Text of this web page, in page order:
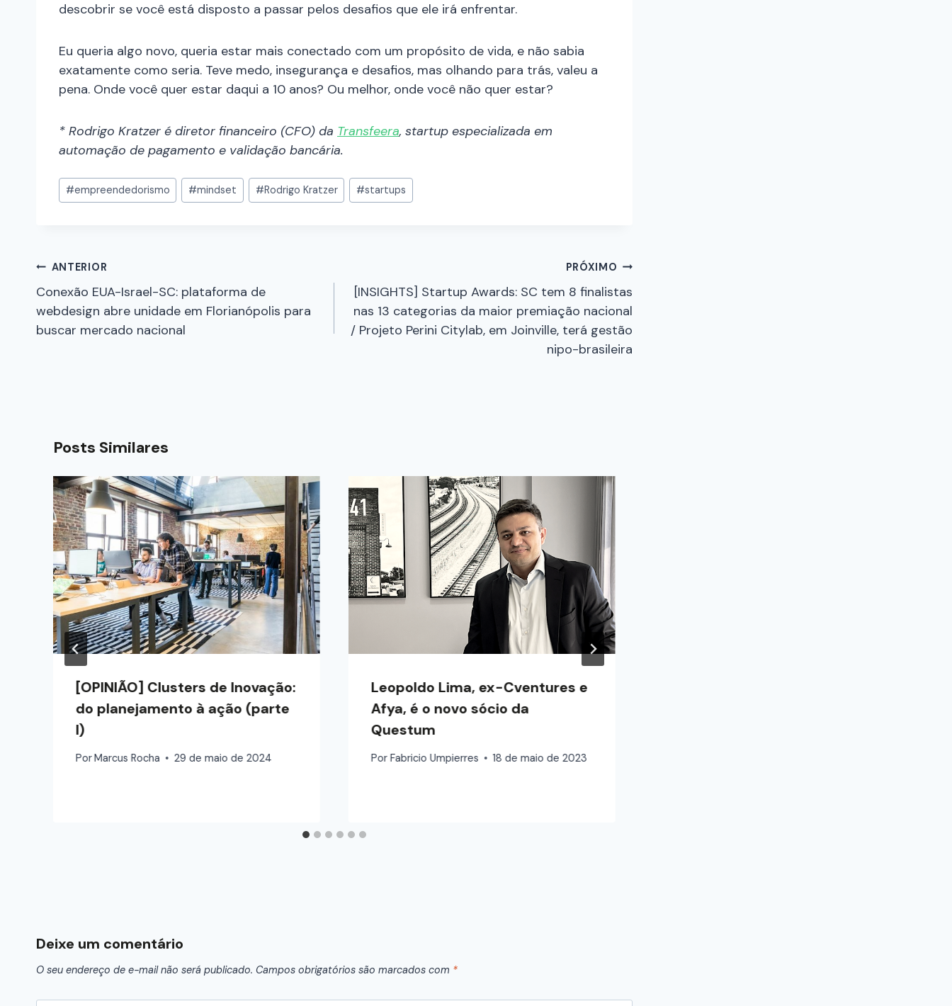
descobrir se você está disposto a passar pelos desafios que ele irá enfrentar.
Eu queria algo novo, queria estar mais conectado com um propósito de vida, e não sabia
exatamente como seria. Teve medo, insegurança e desafios, mas olhando para trás, valeu a
pena. Onde você quer estar daqui a 10 anos? Ou melhor, onde você não quer estar?
* Rodrigo Kratzer é diretor financeiro (CFO) da Transfeera, startup especializada em
automação de pagamento e validação bancária.
#empreendedorismo #mindset #Rodrigo Kratzer #startups
ANTERIOR
Conexão EUA-Israel-SC: plataforma de
webdesign abre unidade em Florianópolis para
buscar mercado nacional
PRÓXIMO
[INSIGHTS] Startup Awards: SC tem 8 finalistas
nas 13 categorias da maior premiação nacional
/ Projeto Perini Citylab, em Joinville, terá gestão
nipo-brasileira
Posts Similares
[OPINIÃO] Clusters de Inovação:
do planejamento à ação (parte
I)
PorMarcus Rocha 29 de maio de 2024
Leopoldo Lima, ex-Cventures e
Afya, é o novo sócio da
Questum
Por Fabricio Umpierres 18 de maio de 2023
Deixe um comentário
O seu endereço de e-mail não será publicado. Campos obrigatórios são marcados com *